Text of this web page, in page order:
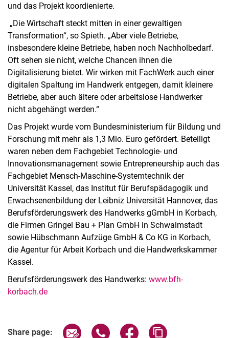
und das Projekt koordienierte.
„Die Wirtschaft steckt mitten in einer gewaltigen
Transformation“, so Spieth. „Aber viele Betriebe,
insbesondere kleine Betriebe, haben noch Nachholbedarf.
Oft sehen sie nicht, welche Chancen ihnen die
Digitalisierung bietet. Wir wirken mit FachWerk auch einer
digitalen Spaltung im Handwerk entgegen, damit kleinere
Betriebe, aber auch ältere oder arbeitslose Handwerker
nicht abgehängt werden.“
Das Projekt wurde vom Bundesministerium für Bildung und
Forschung mit mehr als 1,3 Mio. Euro gefördert. Beteiligt
waren neben dem Fachgebiet Technologie- und
Innovationsmanagement sowie Entrepreneurship auch das
Fachgebiet Mensch-Maschine-Systemtechnik der
Universität Kassel, das Institut für Berufspädagogik und
Erwachsenenbildung der Leibniz Universität Hannover, das
Berufsförderungswerk des Handwerks gGmbH in Korbach,
die Firmen Gringel Bau + Plan GmbH in Schwalmstadt
sowie Hübschmann Aufzüge GmbH & Co KG in Korbach,
die Agentur für Arbeit Korbach und die Handwerkskammer
Kassel.
Berufsförderungswerk des Handwerks: www.bfh-
korbach.de
Share page: Share page via email
Share page via WhatsApp
Share page via